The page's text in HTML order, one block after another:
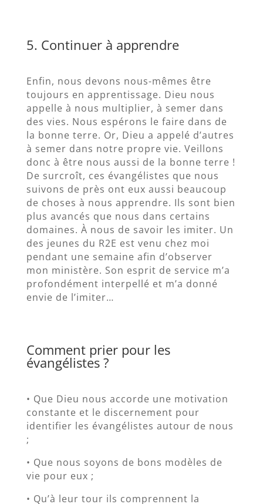
5. Continuer à apprendre
Enfin, nous devons nous-mêmes être
toujours en apprentissage. Dieu nous
appelle à nous multiplier, à semer dans
des vies. Nous espérons le faire dans de
la bonne terre. Or, Dieu a appelé d’autres
à semer dans notre propre vie. Veillons
donc à être nous aussi de la bonne terre !
De surcroît, ces évangélistes que nous
suivons de près ont eux aussi beaucoup
de choses à nous apprendre. Ils sont bien
plus avancés que nous dans certains
domaines. À nous de savoir les imiter. Un
des jeunes du R2E est venu chez moi
pendant une semaine afin d’observer
mon ministère. Son esprit de service m’a
profondément interpellé et m’a donné
envie de l’imiter…
Comment prier pour les
évangélistes ?
• Que Dieu nous accorde une motivation
constante et le discernement pour
identifier les évangélistes autour de nous
;
• Que nous soyons de bons modèles de
vie pour eux ;
• Qu’à leur tour ils comprennent la